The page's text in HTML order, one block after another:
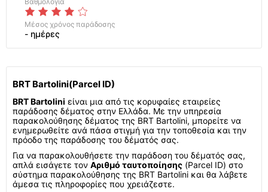
Μέσος χρόνος παράδοσης
- ημέρες
BRT Bartolini(Parcel ID)
BRT Bartolini είναι μια από τις κορυφαίες εταιρείες
παράδοσης δέματος στην Ελλάδα. Με την υπηρεσία
παρακολούθησης δέματος της BRT Bartolini, μπορείτε να
ενημερωθείτε ανά πάσα στιγμή για την τοποθεσία και την
πρόοδο της παράδοσης του δέματός σας.
Για να παρακολουθήσετε την παράδοση του δέματός σας,
απλά εισάγετε τον Αριθμό ταυτοποίησης (Parcel ID) στο
σύστημα παρακολούθησης της BRT Bartolini και θα λάβετε
άμεσα τις πληροφορίες που χρειάζεστε.